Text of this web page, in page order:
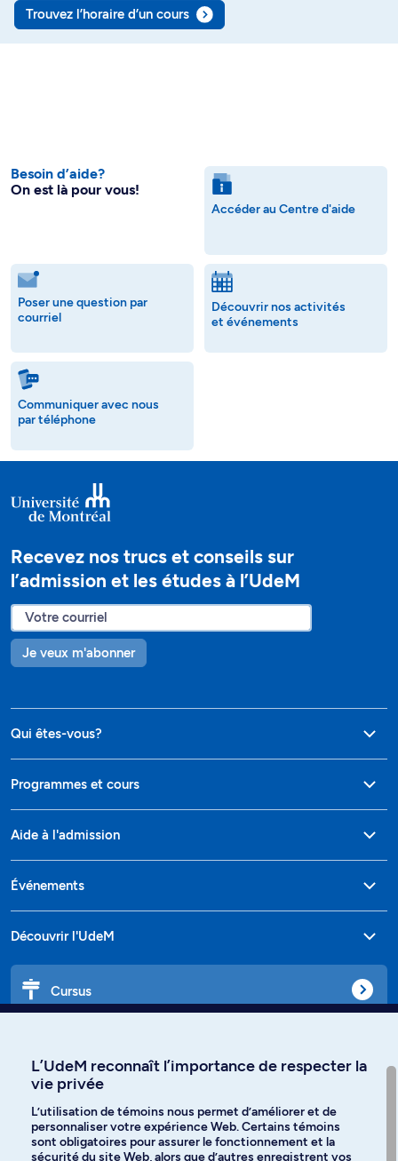
Trouvez l’horaire d’un cours
Besoin d’aide?
On est là pour vous!
Accéder au Centre d'aide
Poser une question par
courriel
Découvrir nos activités
et événements
Communiquer avec nous
par téléphone
Recevez nos trucs et conseils sur
l’admission et les études à l’UdeM
Je veux m'abonner
Qui êtes-vous?
Programmes et cours
Aide à l'admission
Événements
Découvrir l'UdeM
Cursus
Langues
L’UdeM reconnaît l’importance de respecter la
vie privée
L’utilisation de témoins nous permet d’améliorer et de
personnaliser votre expérience Web. Certains témoins
sont obligatoires pour assurer le fonctionnement et la
sécurité du site Web, alors que d’autres enregistrent vos